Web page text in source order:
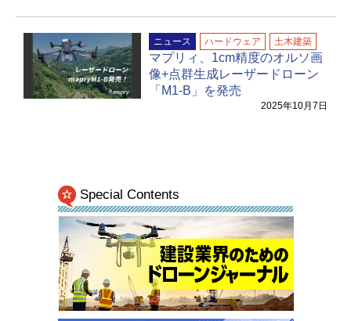
ニュース ハードウェア 土木建築
マプリィ、1cm精度のオルソ画
像+点群生成レーザードローン
「M1-B」を発売
2025年10月7日
Special Contents